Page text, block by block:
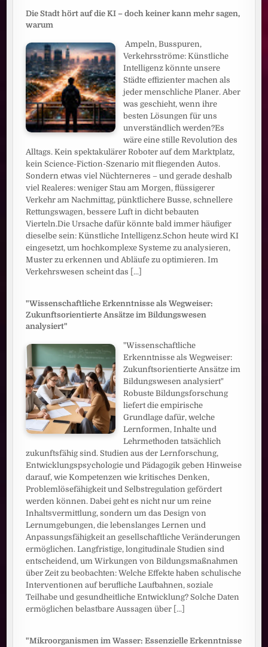
Die Stadt hört auf die KI – doch keiner kann mehr sagen,
warum
Ampeln, Busspuren,
Verkehrsströme: Künstliche
Intelligenz könnte unsere
Städte effizienter machen als
jeder menschliche Planer. Aber
was geschieht, wenn ihre
besten Lösungen für uns
unverständlich werden?Es
wäre eine stille Revolution des
Alltags. Kein spektakulärer Roboter auf dem Marktplatz,
kein Science-Fiction-Szenario mit fliegenden Autos.
Sondern etwas viel Nüchterneres – und gerade deshalb
viel Realeres: weniger Stau am Morgen, flüssigerer
Verkehr am Nachmittag, pünktlichere Busse, schnellere
Rettungswagen, bessere Luft in dicht bebauten
Vierteln.Die Ursache dafür könnte bald immer häufiger
dieselbe sein: Künstliche Intelligenz.Schon heute wird KI
eingesetzt, um hochkomplexe Systeme zu analysieren,
Muster zu erkennen und Abläufe zu optimieren. Im
Verkehrswesen scheint das [...]
"Wissenschaftliche Erkenntnisse als Wegweiser:
Zukunftsorientierte Ansätze im Bildungswesen
analysiert"
"Wissenschaftliche
Erkenntnisse als Wegweiser:
Zukunftsorientierte Ansätze im
Bildungswesen analysiert"
Robuste Bildungsforschung
liefert die empirische
Grundlage dafür, welche
Lernformen, Inhalte und
Lehrmethoden tatsächlich
zukunftsfähig sind. Studien aus der Lernforschung,
Entwicklungspsychologie und Pädagogik geben Hinweise
darauf, wie Kompetenzen wie kritisches Denken,
Problemlösefähigkeit und Selbstregulation gefördert
werden können. Dabei geht es nicht nur um reine
Inhaltsvermittlung, sondern um das Design von
Lernumgebungen, die lebenslanges Lernen und
Anpassungsfähigkeit an gesellschaftliche Veränderungen
ermöglichen. Langfristige, longitudinale Studien sind
entscheidend, um Wirkungen von Bildungsmaßnahmen
über Zeit zu beobachten: Welche Effekte haben schulische
Interventionen auf berufliche Laufbahnen, soziale
Teilhabe und gesundheitliche Entwicklung? Solche Daten
ermöglichen belastbare Aussagen über [...]
"Mikroorganismen im Wasser: Essenzielle Erkenntnisse